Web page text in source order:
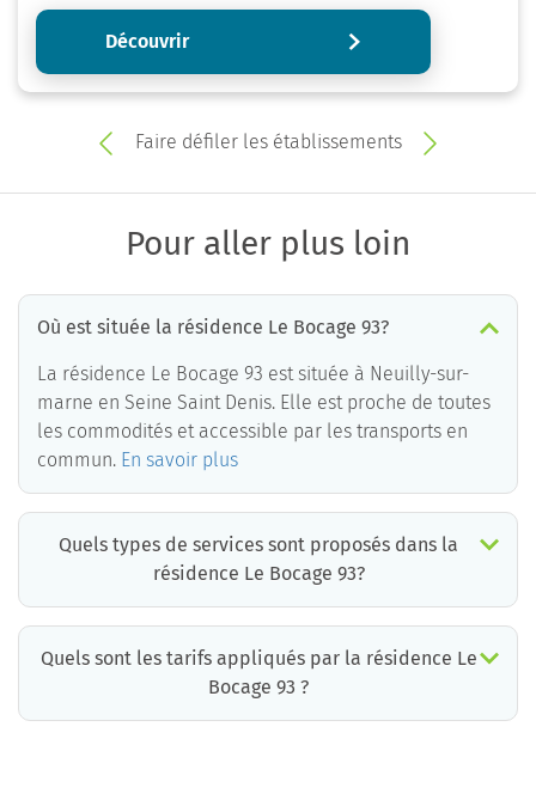
Découvrir
Faire défiler les établissements
Pour aller plus loin
Où est située la résidence Le Bocage 93?
La résidence Le Bocage 93 est située à Neuilly-sur-
marne en Seine Saint Denis. Elle est proche de toutes
les commodités et accessible par les transports en
commun. En savoir plus
Quels types de services sont proposés dans la
résidence Le Bocage 93?
Quels sont les tarifs appliqués par la résidence Le
Bocage 93 ?